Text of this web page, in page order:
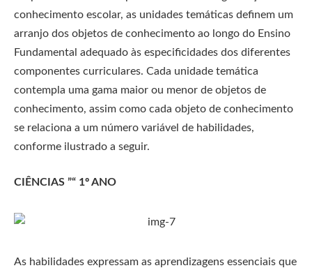
conhecimento escolar, as unidades temáticas definem um
arranjo dos objetos de conhecimento ao longo do Ensino
Fundamental adequado às especificidades dos diferentes
componentes curriculares. Cada unidade temática
contempla uma gama maior ou menor de objetos de
conhecimento, assim como cada objeto de conhecimento
se relaciona a um número variável de habilidades,
conforme ilustrado a seguir.
CIÊNCIAS ”“ 1º ANO
As habilidades expressam as aprendizagens essenciais que